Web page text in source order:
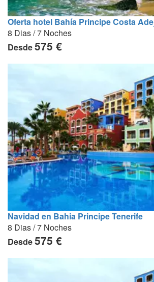
Oferta hotel Bahía Principe Costa
8 Dias / 7 Noches
Desde575 €
Navidad en Bahia Principe Tenerife
8 Dias / 7 Noches
Desde575 €